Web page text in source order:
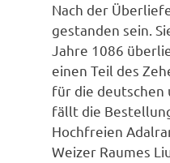
Nach der
gestanden sein.
Jahre 1086
einen Teil des
für die deutschen
fällt die
Hochfreien
Weizer Raumes